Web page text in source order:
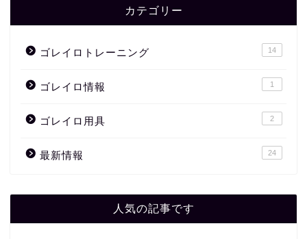
カテゴリー
ゴレイロトレーニング 14
ゴレイロ情報 1
ゴレイロ用具 2
最新情報 24
人気の記事です